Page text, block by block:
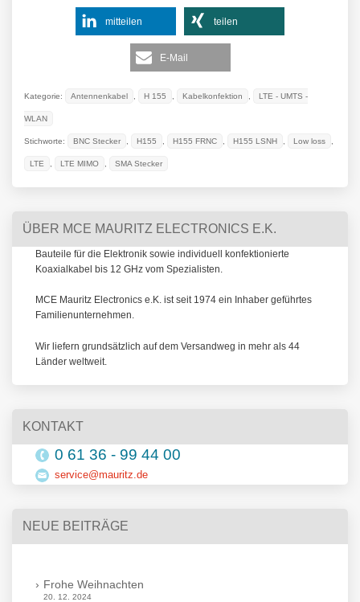
mitteilen teilen
E-Mail
Kategorie: Antennenkabel H 155 Kabelkonfektion LTE - UMTS -
WLAN
Stichworte: BNC Stecker H155 H155 FRNC H155 LSNH Low loss
LTE LTE MIMO SMA Stecker
ÜBER MCE MAURITZ ELECTRONICS E.K.
Bauteile für die Elektronik sowie individuell konfektionierte
Koaxialkabel bis 12 GHz vom Spezialisten.
MCE Mauritz Electronics e.K. ist seit 1974 ein Inhaber geführtes
Familienunternehmen.
Wir liefern grundsätzlich auf dem Versandweg in mehr als 44
Länder weltweit.
KONTAKT
0 61 36 - 99 44 00
service@mauritz.de
NEUE BEITRÄGE
Frohe Weihnachten
20. 12. 2024